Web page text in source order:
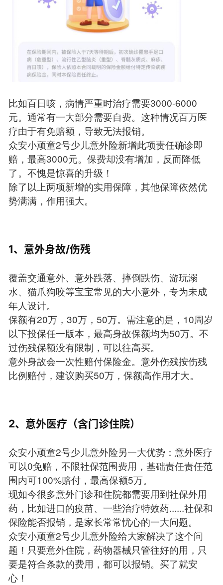
比如百日咳，病情严重时治疗需要3000-6000
元。通常有一大部分需要自费。这种情况百万医
疗由于有免赔额，导致无法报销。
众安小顽童2号少儿意外险新增此项责任确诊即
赔，最高3000元。保费却没有增加，反而降低
了。不愧是惊喜的升级！
除了以上两项新增的实用保障，其他保障依然优
势满满，作用强大。
1、意外身故/伤残
覆盖交通意外、意外跌落、摔倒跌伤、游玩溺
水、猫爪狗咬等宝宝常见的大小意外，专为未成
年人设计。
保额有20万，30万，50万。需注意的是，10周岁
以下投保任一版本，最高身故保额均为50万。不
过伤残保额没有限制，可以往高买。
意外身故会一次性赔付保险金。意外伤残按伤残
比例赔付，建议购买50万，保额高作用才大。
2、意外医疗（含门诊住院）
众安小顽童2号少儿意外险另一大优势：意外医疗
可以0免赔，不限社保范围费用，基础责任责任范
围内可100%赔付，最高保额5万。
现如今很多意外门诊和住院都需要用到社保外用
药，比如进口的疫苗、一些治疗特效药......社保和
保险能否报销，是家长常常忧心的一大问题。
众安小顽童2号少儿意外险给大家解决了这个问
题！只要意外住院，药物器械只管往好的用，只
要是符合条款的费用，都可以报销。买了就安
心！